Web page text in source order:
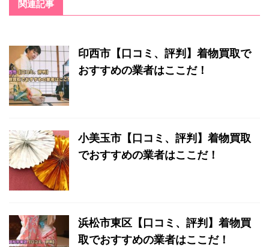
関連記事
印西市【口コミ、評判】着物買取で
おすすめの業者はここだ！
小美玉市【口コミ、評判】着物買取
でおすすめの業者はここだ！
浜松市東区【口コミ、評判】着物買
取でおすすめの業者はここだ！